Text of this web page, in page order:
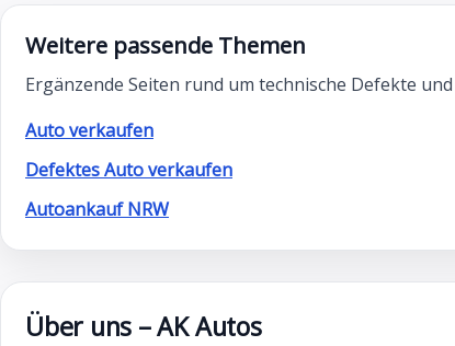
Weitere passende Themen
Ergänzende Seiten rund um technische Defekte
Auto verkaufen
Defektes Auto verkaufen
Autoankauf NRW
Über uns – AK Autos